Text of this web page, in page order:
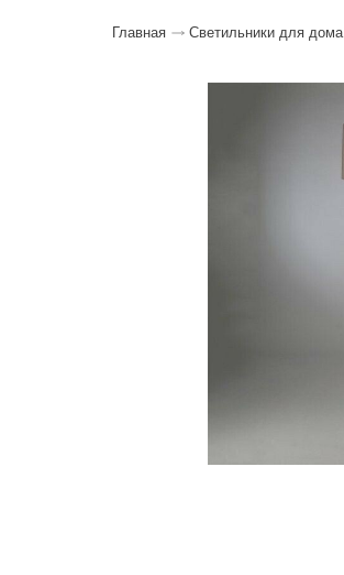
Главная Светильники для дома